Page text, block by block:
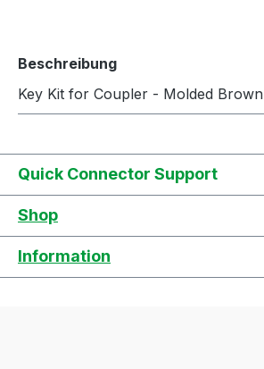
Beschreibung
Key Kit for Coupler - Molded Brown
Quick Connector Support
Shop
Information